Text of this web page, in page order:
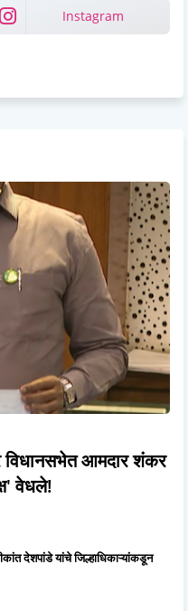
Instagram
विधानसभेत आमदार शंकर
वेधले!
देशपांडे यांचे जिल्हाधिकाऱ्यांकडून